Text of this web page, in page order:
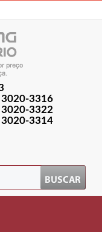
3020-3316
3020-3322
3020-3314